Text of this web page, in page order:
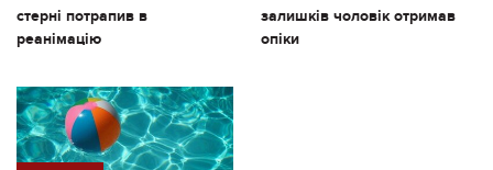
стерні потрапив в
реанімацію
залишків чоловік отримав
опіки